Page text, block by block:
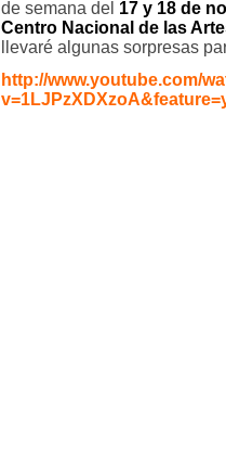
de semana del 17 y 18 de
Centro Nacional de las
llevaré algunas sorpresas
http://www.youtube.com/